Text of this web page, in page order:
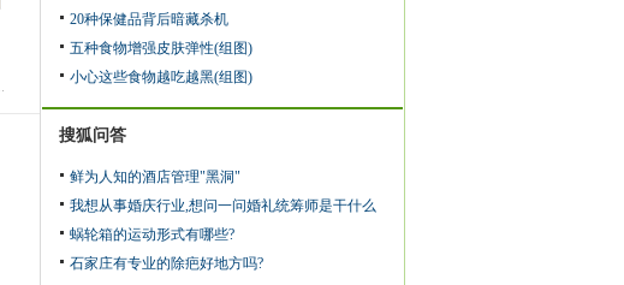
20种保健品背后暗藏杀机
五种食物增强皮肤弹性(组图)
小心这些食物越吃越黑(组图)
搜狐问答
鲜为人知的酒店管理"黑洞"
我想从事婚庆行业,想问一问婚礼统筹师是干什么
蜗轮箱的运动形式有哪些?
石家庄有专业的除疤好地方吗?